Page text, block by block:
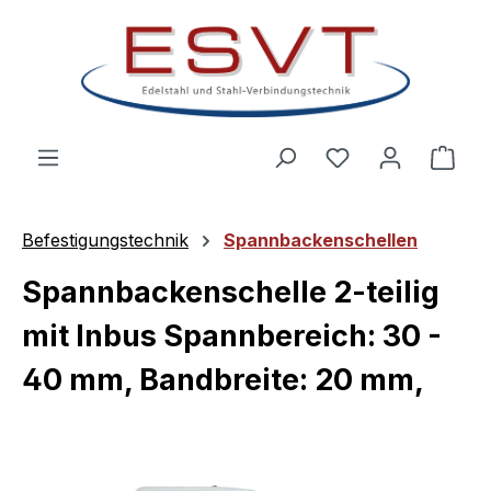
Zum Hauptinhalt springen
Befestigungstechnik Spannbackenschellen
Spannbackenschelle 2-teilig
mit Inbus Spannbereich: 30 -
40 mm, Bandbreite: 20 mm,